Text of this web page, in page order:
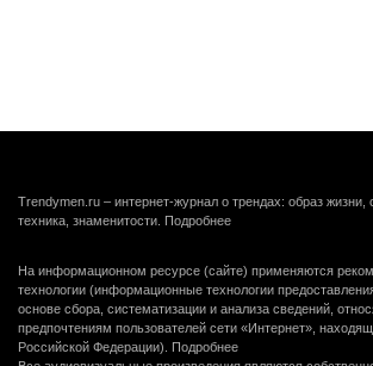
Trendymen.ru – интернет-журнал о трендах: образ жизни,
техника, знаменитости. Подробнее
На информационном ресурсе (сайте) применяются
технологии (информационные технологии
основе сбора, систематизации и анализа сведений,
предпочтениям пользователей сети «Интернет»,
Российской Федерации). Подробнее